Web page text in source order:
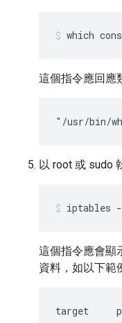
which
這個指令應回應
"/usr/bin/
以 root 或 sudo
iptables -
這個指令應會顯
資料，如以下範
target